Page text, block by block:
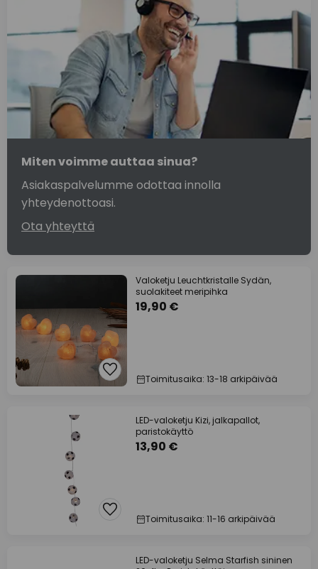
Miten voimme auttaa sinua?
Asiakaspalvelumme odottaa innolla
yhteydenottoasi.
Ota yhteyttä
Valoketju Leuchtkristalle Sydän,
suolakiteet meripihka
19,90 €
Toimitusaika: 13-18 arkipäivää
LED-valoketju Kizi, jalkapallot,
paristokäyttö
13,90 €
Toimitusaika: 11-16 arkipäivää
LED-valoketju Selma Starfish sininen